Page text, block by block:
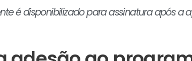
é disponibilizado para assinatura após a